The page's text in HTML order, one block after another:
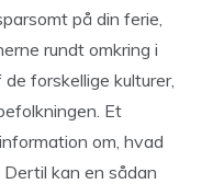
på din ferie,
rundt omkring i
forskellige kulturer,
Et
om, hvad
kan en sådan